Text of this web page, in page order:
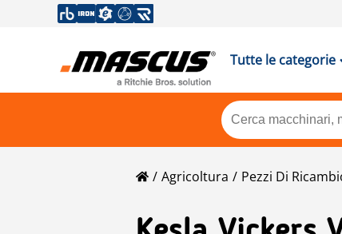
Tutte le categorie
Agricoltura Pezzi Di